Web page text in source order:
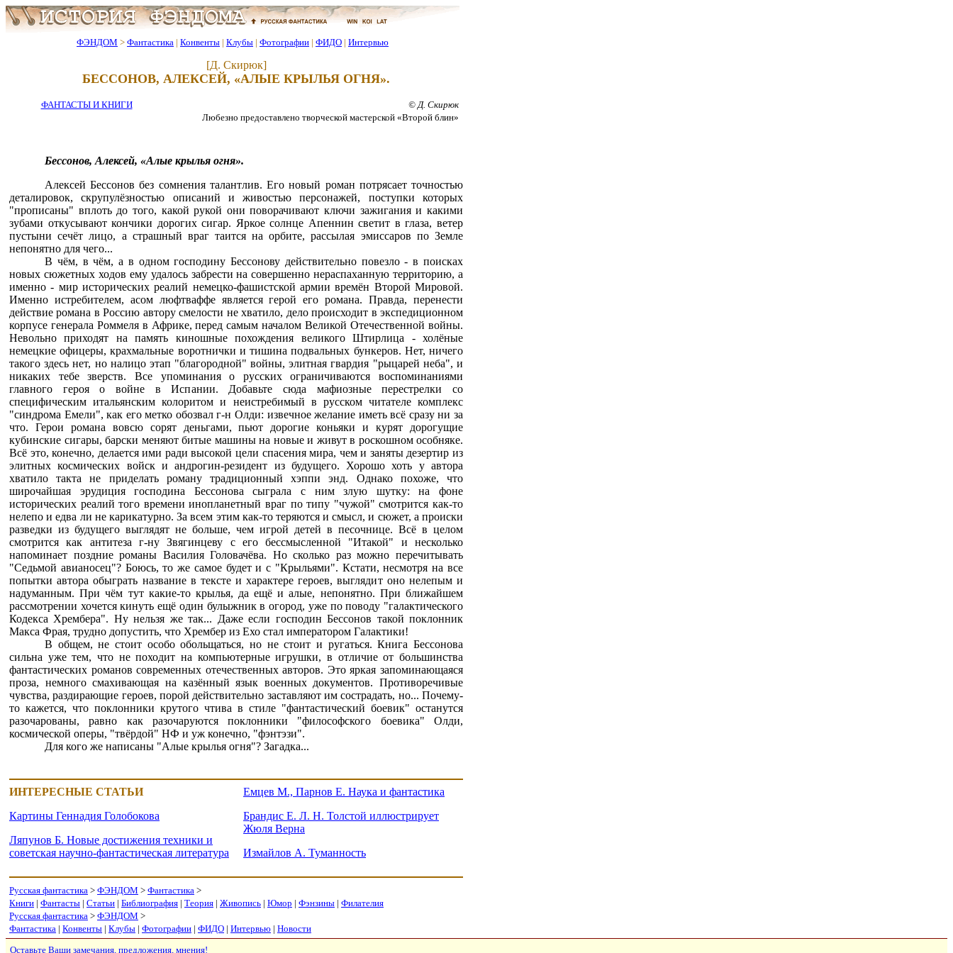
ФЭНДОМ > Фантастика | Конвенты | Клубы | Фотографии | ФИДО | Интервью
[Д. Скирюк]
БЕССОНОВ, АЛЕКСЕЙ, «АЛЫЕ КРЫЛЬЯ ОГНЯ».
ФАНТАСТЫ И КНИГИ
© Д. Скирюк
Любезно предоставлено творческой мастерской «Второй блин»
Бессонов, Алексей, «Алые крылья огня».
Алексей Бессонов без сомнения талантлив. Его новый роман потрясает точностью
деталировок, скрупулёзностью описаний и живостью персонажей, поступки которых
"прописаны" вплоть до того, какой рукой они поворачивают ключи зажигания и какими
зубами откусывают кончики дорогих сигар. Яркое солнце Апеннин светит в глаза, ветер
пустыни сечёт лицо, а страшный враг таится на орбите, рассылая эмиссаров по Земле
непонятно для чего...
В чём, в чём, а в одном господину Бессонову действительно повезло - в поисках
новых сюжетных ходов ему удалось забрести на совершенно нераспаханную территорию, а
именно - мир исторических реалий немецко-фашистской армии времён Второй Мировой.
Именно истребителем, асом люфтваффе является герой его романа. Правда, перенести
действие романа в Россию автору смелости не хватило, дело происходит в экспедиционном
корпусе генерала Роммеля в Африке, перед самым началом Великой Отечественной войны.
Невольно приходят на память киношные похождения великого Штирлица - холёные
немецкие офицеры, крахмальные воротнички и тишина подвальных бункеров. Нет, ничего
такого здесь нет, но налицо этап "благородной" войны, элитная гвардия "рыцарей неба", и
никаких тебе зверств. Все упоминания о русских ограничиваются воспоминаниями
главного героя о войне в Испании. Добавьте сюда мафиозные перестрелки со
специфическим итальянским колоритом и неистребимый в русском читателе комплекс
"синдрома Емели", как его метко обозвал г-н Олди: извечное желание иметь всё сразу ни за
что. Герои романа вовсю сорят деньгами, пьют дорогие коньяки и курят дорогущие
кубинские сигары, барски меняют битые машины на новые и живут в роскошном особняке.
Всё это, конечно, делается ими ради высокой цели спасения мира, чем и заняты дезертир из
элитных космических войск и андрогин-резидент из будущего. Хорошо хоть у автора
хватило такта не приделать роману традиционный хэппи энд. Однако похоже, что
широчайшая эрудиция господина Бессонова сыграла с ним злую шутку: на фоне
исторических реалий того времени инопланетный враг по типу "чужой" смотрится как-то
нелепо и едва ли не карикатурно. За всем этим как-то теряются и смысл, и сюжет, а происки
разведки из будущего выглядят не больше, чем игрой детей в песочнице. Всё в целом
смотрится как антитеза г-ну Звягинцеву с его бессмысленной "Итакой" и несколько
напоминает поздние романы Василия Головачёва. Но сколько раз можно перечитывать
"Седьмой авианосец"? Боюсь, то же самое будет и с "Крыльями". Кстати, несмотря на все
попытки автора обыграть название в тексте и характере героев, выглядит оно нелепым и
надуманным. При чём тут какие-то крылья, да ещё и алые, непонятно. При ближайшем
рассмотрении хочется кинуть ещё один булыжник в огород, уже по поводу "галактического
Кодекса Хрембера". Ну нельзя же так... Даже если господин Бессонов такой поклонник
Макса Фрая, трудно допустить, что Хрембер из Ехо стал императором Галактики!
В общем, не стоит особо обольщаться, но не стоит и ругаться. Книга Бессонова
сильна уже тем, что не походит на компьютерные игрушки, в отличие от большинства
фантастических романов современных отечественных авторов. Это яркая запоминающаяся
проза, немного смахивающая на казённый язык военных документов. Противоречивые
чувства, раздирающие героев, порой действительно заставляют им сострадать, но... Почему-
то кажется, что поклонники крутого чтива в стиле "фантастический боевик" останутся
разочарованы, равно как разочаруются поклонники "философского боевика" Олди,
космической оперы, "твёрдой" НФ и уж конечно, "фэнтэзи".
Для кого же написаны "Алые крылья огня"? Загадка...
ИНТЕРЕСНЫЕ СТАТЬИ
Картины Геннадия Голобокова
Ляпунов Б. Новые достижения техники и
советская научно-фантастическая литература
Емцев М., Парнов Е. Наука и фантастика
Брандис Е. Л. Н. Толстой иллюстрирует
Жюля Верна
Измайлов А. Туманность
Русская фантастика > ФЭНДОМ > Фантастика >
Книги | Фантасты | Статьи | Библиография | Теория | Живопись | Юмор | Фэнзины | Филателия
Русская фантастика > ФЭНДОМ >
Фантастика | Конвенты | Клубы | Фотографии | ФИДО | Интервью | Новости
Оставьте Ваши замечания, предложения, мнения!